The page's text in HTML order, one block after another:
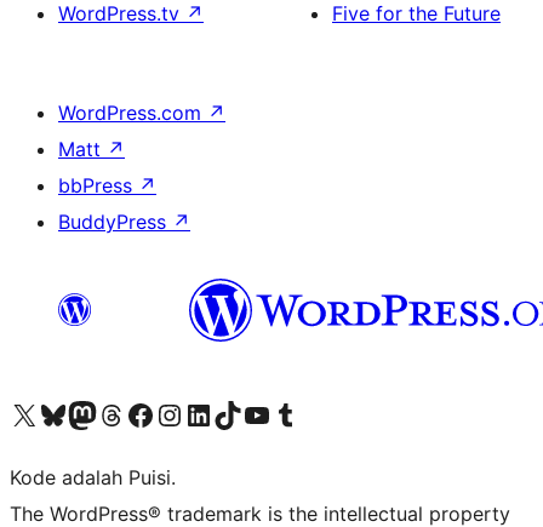
WordPress.tv ↗
Five for the Future
WordPress.com ↗
Matt ↗
bbPress ↗
BuddyPress ↗
Kunjungi akun X (sebelumnya Twitter) kamiVisit our Bluesky account
Kunjungi akun Mastodon kami
Visit our Threads account
Kunjungi halaman Facebook kamiKunjungi akun Instagram kamiKunjungi akun LinkedIn kami
Visit our TikTok account
Kunjungi channel YouTube kamiVisit our Tumblr account
Kode adalah Puisi.
The WordPress® trademark is the intellectual property